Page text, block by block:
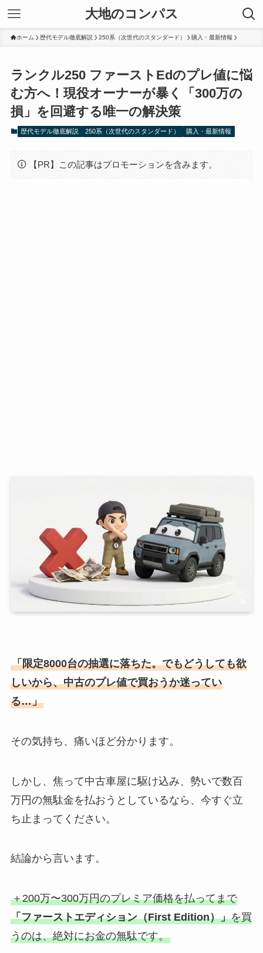
大地のコンパス
ホーム 歴代モデル徹底解説 250系（次世代のスタンダード） 購入・最新情報
ランクル250 ファーストEdのプレ値に悩
む方へ！現役オーナーが暴く「300万の
損」を回避する唯一の解決策
歴代モデル徹底解説 250系（次世代のスタンダード） 購入・最新情報
【PR】この記事はプロモーションを含みます。
「限定8000台の抽選に落ちた。でもどうしても欲
しいから、中古のプレ値で買おうか迷ってい
る…」
その気持ち、痛いほど分かります。
しかし、焦って中古車屋に駆け込み、勢いで数百
万円の無駄金を払おうとしているなら、今すぐ立
ち止まってください。
結論から言います。
＋200万〜300万円のプレミア価格を払ってまで
「ファーストエディション（First Edition）」を買
うのは、絶対にお金の無駄です。